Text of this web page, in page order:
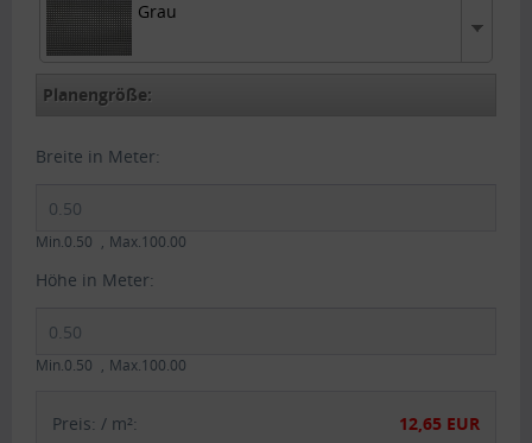
Grau Grau
Planengröße:
Breite in Meter:
Min.0.50 Max.100.00
Höhe in Meter:
Min.0.50 Max.100.00
Preis: / m²:
12,65 EUR